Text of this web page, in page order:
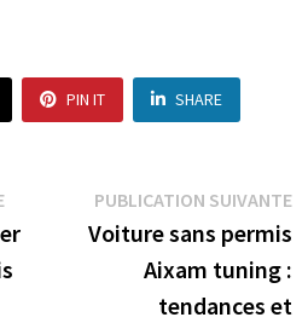
PIN IT SHARE
Publication
précédente :
PUBLICATION SUIVANTE
Voiture sans permis
Aixam tuning :
tendances et